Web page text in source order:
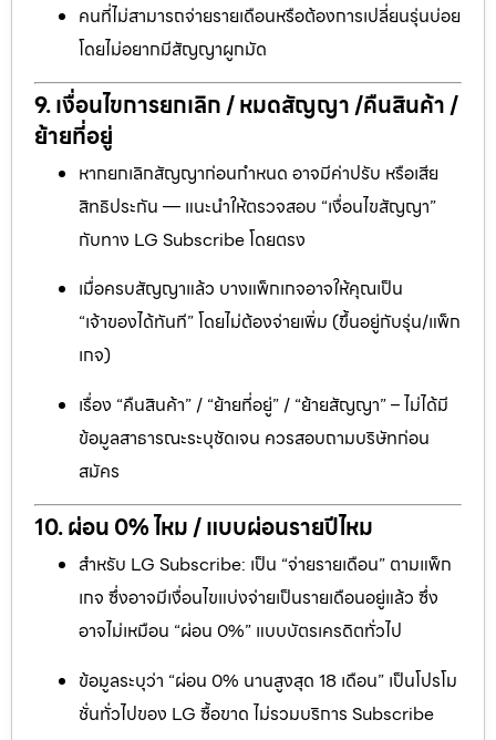
คนที่ไม่สามารถจ่ายรายเดือนหรือต้องการเปลี่ยนรุ่นบ่อย
โดยไม่อยากมีสัญญาผูกมัด
9. เงื่อนไขการยกเลิก / หมดสัญญา /คืนสินค้า /
ย้ายที่อยู่
หากยกเลิกสัญญาก่อนกำหนด อาจมีค่าปรับ หรือเสีย
สิทธิประกัน — แนะนำให้ตรวจสอบ “เงื่อนไขสัญญา”
กับทาง LG Subscribe โดยตรง
เมื่อครบสัญญาแล้ว บางแพ็กเกจอาจให้คุณเป็น
“เจ้าของได้ทันที” โดยไม่ต้องจ่ายเพิ่ม (ขึ้นอยู่กับรุ่น/แพ็ก
เกจ)
เรื่อง “คืนสินค้า” / “ย้ายที่อยู่” / “ย้ายสัญญา” – ไม่ได้มี
ข้อมูลสาธารณะระบุชัดเจน ควรสอบถามบริษัทก่อน
สมัคร
10. ผ่อน 0% ไหม / แบบผ่อนรายปีไหม
สำหรับ LG Subscribe: เป็น “จ่ายรายเดือน” ตามแพ็ก
เกจ ซึ่งอาจมีเงื่อนไขแบ่งจ่ายเป็นรายเดือนอยู่แล้ว ซึ่ง
อาจไม่เหมือน “ผ่อน 0%” แบบบัตรเครดิตทั่วไป
ข้อมูลระบุว่า “ผ่อน 0% นานสูงสุด 18 เดือน” เป็นโปรโม
ชั่นทั่วไปของ LG ซื้อขาด ไม่รวมบริการ Subscribe